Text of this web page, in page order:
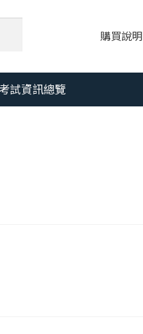
購買說明
考試資訊總覽